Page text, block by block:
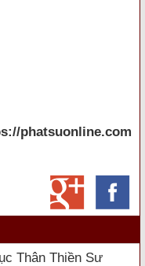
phatsuonline.com
Thân Thiền Sư